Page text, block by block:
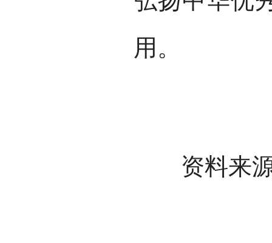
用。
资料来源